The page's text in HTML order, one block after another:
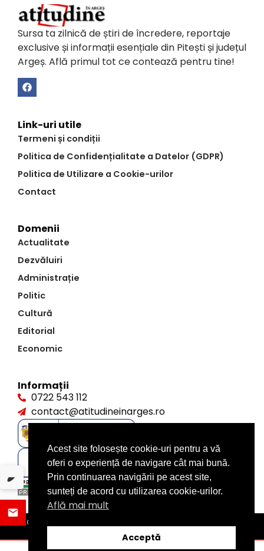
Sursa ta zilnică de știri de încredere, reportaje
exclusive și informații esențiale din Pitești și județul
Argeș. Află primul tot ce contează pentru tine!
Link-uri utile
Termeni și condiții
Politica de Confidențialitate a Datelor (GDPR)
Politica de Utilizare a Cookie-urilor
Contact
Domenii
Actualitate
Dezvăluiri
Administrație
Politic
Cultură
Editorial
Economic
Informații
0722 543 112
contact@atitudineinarges.ro
©2026 Atitudine în Argeș. Toate drepturile rezervate
design byXITE.ro
Acest site folosește cookie-uri pentru a vă
oferi o experiență de navigare cât mai bună.
Prin continuarea navigării pe acest site,
sunteți de acord cu utilizarea cookie-urilor.
Află mai mult
Acceptă